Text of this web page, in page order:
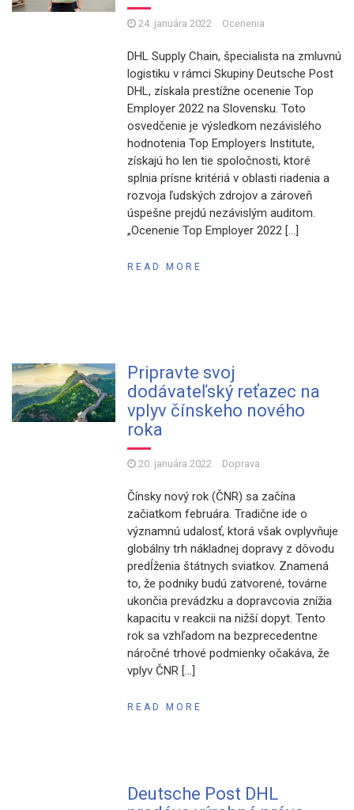
24. januára 2022 Ocenenia
DHL Supply Chain, špecialista na zmluvnú
logistiku v rámci Skupiny Deutsche Post
DHL, získala prestížne ocenenie Top
Employer 2022 na Slovensku. Toto
osvedčenie je výsledkom nezávislého
hodnotenia Top Employers Institute,
získajú ho len tie spoločnosti, ktoré
splnia prísne kritériá v oblasti riadenia a
rozvoja ľudských zdrojov a zároveň
úspešne prejdú nezávislým auditom.
„Ocenenie Top Employer 2022 […]
READ MORE
Pripravte svoj
dodávateľský reťazec na
vplyv čínskeho nového
roka
20. januára 2022 Doprava
Čínsky nový rok (ČNR) sa začína
začiatkom februára. Tradične ide o
významnú udalosť, ktorá však ovplyvňuje
globálny trh nákladnej dopravy z dôvodu
predĺženia štátnych sviatkov. Znamená
to, že podniky budú zatvorené, továrne
ukončia prevádzku a dopravcovia znížia
kapacitu v reakcii na nižší dopyt. Tento
rok sa vzhľadom na bezprecedentne
náročné trhové podmienky očakáva, že
vplyv ČNR […]
READ MORE
Deutsche Post DHL